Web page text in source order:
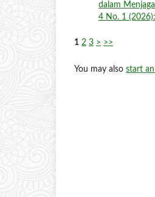
dalam
4 No. 1
1 2 3 > >>
You may also start